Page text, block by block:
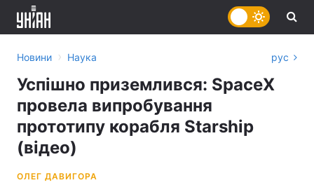
Новини › Наука рус
Успішно приземлився: SpaceX
провела випробування
прототипу корабля Starship
(відео)
ОЛЕГ ДАВИГОРА